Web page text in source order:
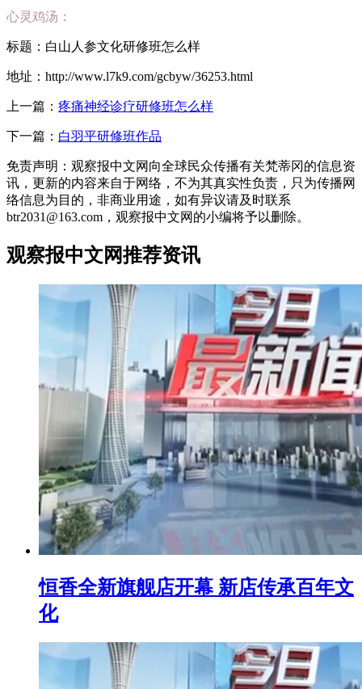
心灵鸡汤：
标题：白山人参文化研修班怎么样
地址：http://www.l7k9.com/gcbyw/36253.html
上一篇： 疼痛神经诊疗研修班怎么样
下一篇： 白羽平研修班作品
免责声明：观察报中文网向全球民众传播有关梵蒂冈的信息资
讯，更新的内容来自于网络，不为其真实性负责，只为传播网
络信息为目的，非商业用途，如有异议请及时联系
btr2031@163.com，观察报中文网的小编将予以删除。
观察报中文网推荐资讯
恒香全新旗舰店开幕 新店传承百年文
化